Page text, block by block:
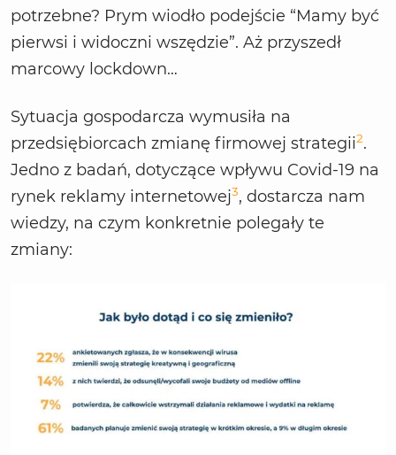
potrzebne? Prym wiodło podejście “Mamy być
pierwsi i widoczni wszędzie”. Aż przyszedł
marcowy lockdown…
Sytuacja gospodarcza wymusiła na
przedsiębiorcach zmianę firmowej strategii2.
Jedno z badań, dotyczące wpływu Covid-19 na
rynek reklamy internetowej3, dostarcza nam
wiedzy, na czym konkretnie polegały te
zmiany: